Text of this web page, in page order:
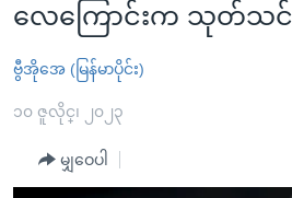
များ
ပင်မ
ကမ္ဘာ့သတင်းများ
နိုင်ငံတကာ
အစ္စရေး-ပါလက်စတိုင်း
ဗွီဒီယို
အင်္ဂလိပ်စာလေ့လာမယ်
လေကြောင်းက သုတ်သင်
ဗွီအိုအေ (မြန်မာပိုင်း)
၁၀ ဇူလိုင္၊ ၂၀၂၃
မျှဝေပါ